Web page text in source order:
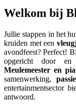
Welkom bij
Jullie stappen in het
kruiden met een
avondfeest? Perfect!
opgericht door
Meulemeester en
samenwerking,
entertainmentsector
antwoord.